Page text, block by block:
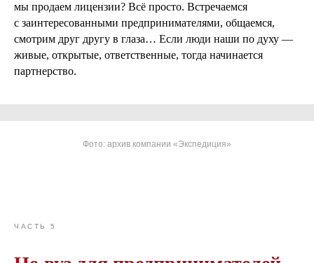
мы продаем лицензии? Всё просто. Встречаемся
с заинтересованными предпринимателями, общаемся,
смотрим друг другу в глаза… Если люди наши по духу —
живые, открытые, ответственные, тогда начинается
партнерство.
Фото: архив компании «Экспедиция»
ЧАСТЬ 5